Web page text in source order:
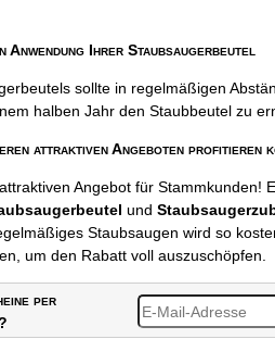
Anwendung Ihrer Staubsaugerbeutel
sollte in regelmäßigen
halben Jahr den Staubbeutel zu
attraktiven Angeboten profitieren
Angebot für Stammkunden!
und
Staubsaugen wird so
um den Rabatt voll auszuschöpfen.
per